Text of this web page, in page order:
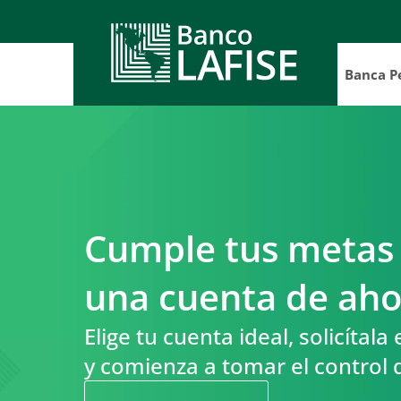
Banca
LAFISE
Cumple tus
una cuenta de
Elige tu cuenta ideal, solicítala
y comienza a tomar el control